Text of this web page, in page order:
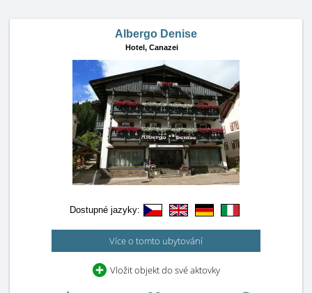
Albergo Denise
Hotel, Canazei
Dostupné jazyky:
Více o tomto ubytování
Vložit objekt do své aktovky